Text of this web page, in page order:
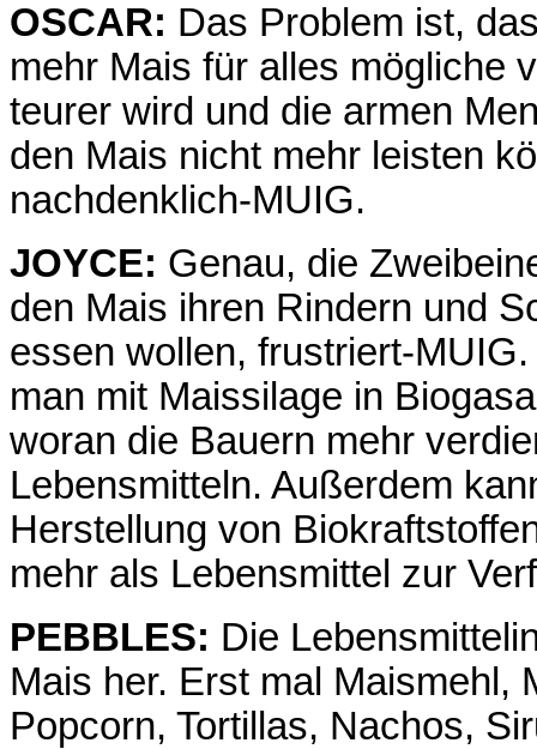
OSCAR: Das Problem ist,
mehr Mais für alles mögliche
teurer wird und die armen
den Mais nicht mehr leisten
nachdenklich-MUIG.
JOYCE: Genau, die
den Mais ihren Rindern und
essen wollen, frustriert-
man mit Maissilage in
woran die Bauern mehr
Lebensmitteln. Außerdem
Herstellung von
mehr als Lebensmittel zur
PEBBLES: Die
Mais her. Erst mal Maismehl,
Popcorn, Tortillas, Nachos,